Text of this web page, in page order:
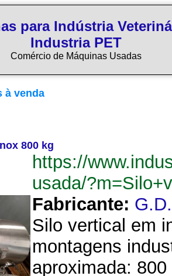
para Indústria
Industria PET
Comércio de Máquinas Usadas
à venda
800 kg
https://
usada/
Fabricante:
Silo vertical em
montagens
aproximada: